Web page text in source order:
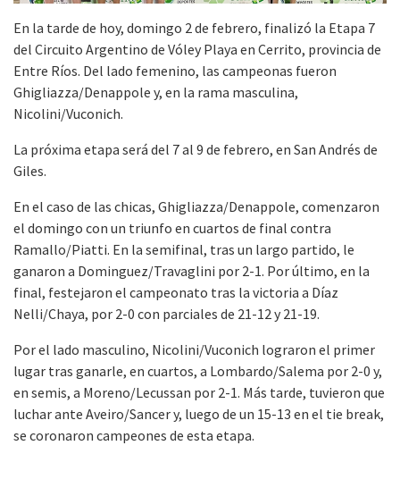
En la tarde de hoy, domingo 2 de febrero, finalizó la Etapa 7
del Circuito Argentino de Vóley Playa en Cerrito, provincia de
Entre Ríos. Del lado femenino, las campeonas fueron
Ghigliazza/Denappole y, en la rama masculina,
Nicolini/Vuconich.
La próxima etapa será del 7 al 9 de febrero, en San Andrés de
Giles.
En el caso de las chicas, Ghigliazza/Denappole, comenzaron
el domingo con un triunfo en cuartos de final contra
Ramallo/Piatti. En la semifinal, tras un largo partido, le
ganaron a Dominguez/Travaglini por 2-1. Por último, en la
final, festejaron el campeonato tras la victoria a Díaz
Nelli/Chaya, por 2-0 con parciales de 21-12 y 21-19.
Por el lado masculino, Nicolini/Vuconich lograron el primer
lugar tras ganarle, en cuartos, a Lombardo/Salema por 2-0 y,
en semis, a Moreno/Lecussan por 2-1. Más tarde, tuvieron que
luchar ante Aveiro/Sancer y, luego de un 15-13 en el tie break,
se coronaron campeones de esta etapa.